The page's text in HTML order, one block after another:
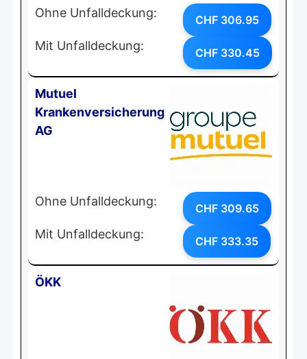
Ohne Unfalldeckung: CHF 306.95
Mit Unfalldeckung: CHF 330.45
Mutuel
Krankenversicherung
AG
Ohne Unfalldeckung: CHF 309.65
Mit Unfalldeckung: CHF 333.35
ÖKK